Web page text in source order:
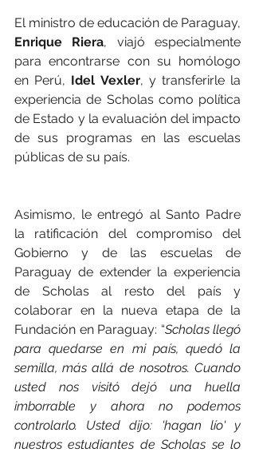
Enrique Riera, viajó especialmente
para encontrarse con su homólogo
en Perú, Idel Vexler, y transferirle la
experiencia de Scholas como política
de Estado y la evaluación del impacto
de sus programas en las escuelas
públicas de su país.
Asimismo, le entregó al Santo Padre
la ratificación del compromiso del
Gobierno y de las escuelas de
Paraguay de extender la experiencia
de Scholas al resto del país y
colaborar en la nueva etapa de la
Fundación en Paraguay: “Scholas llegó
para quedarse en mi país, quedó la
semilla, más allá de nosotros. Cuando
usted nos visitó dejó una huella
imborrable y ahora no podemos
controlarlo. Usted dijo: 'hagan lío' y
nuestros estudiantes de Scholas se lo